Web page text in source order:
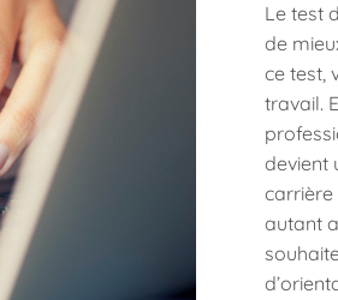
Le test
de
ce test,
travail.
devient
carrière
autant